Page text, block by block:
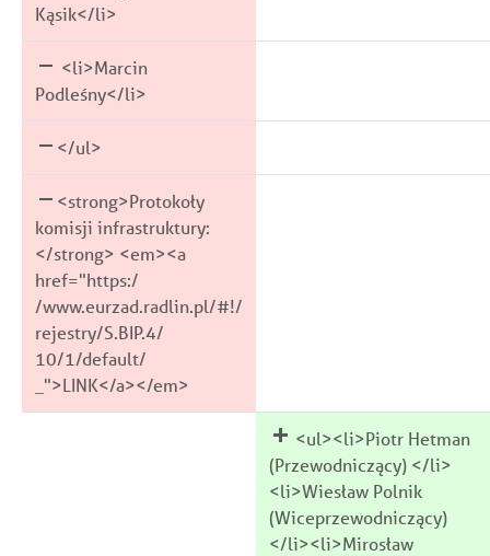
Kąsik</li>
<li>Marcin
Podleśny</li>
</ul>
<strong>Protokoły
komisji infrastruktury:
</strong> <em><a
href="https:/
/www.eurzad.radlin.pl/#!/
rejestry/S.BIP.4/
10/1/default/
_">LINK</a></em>
<ul><li>Piotr Hetman
(Przewodniczący) </li>
<li>Wiesław Polnik
(Wiceprzewodniczący)
</li><li>Mirosław